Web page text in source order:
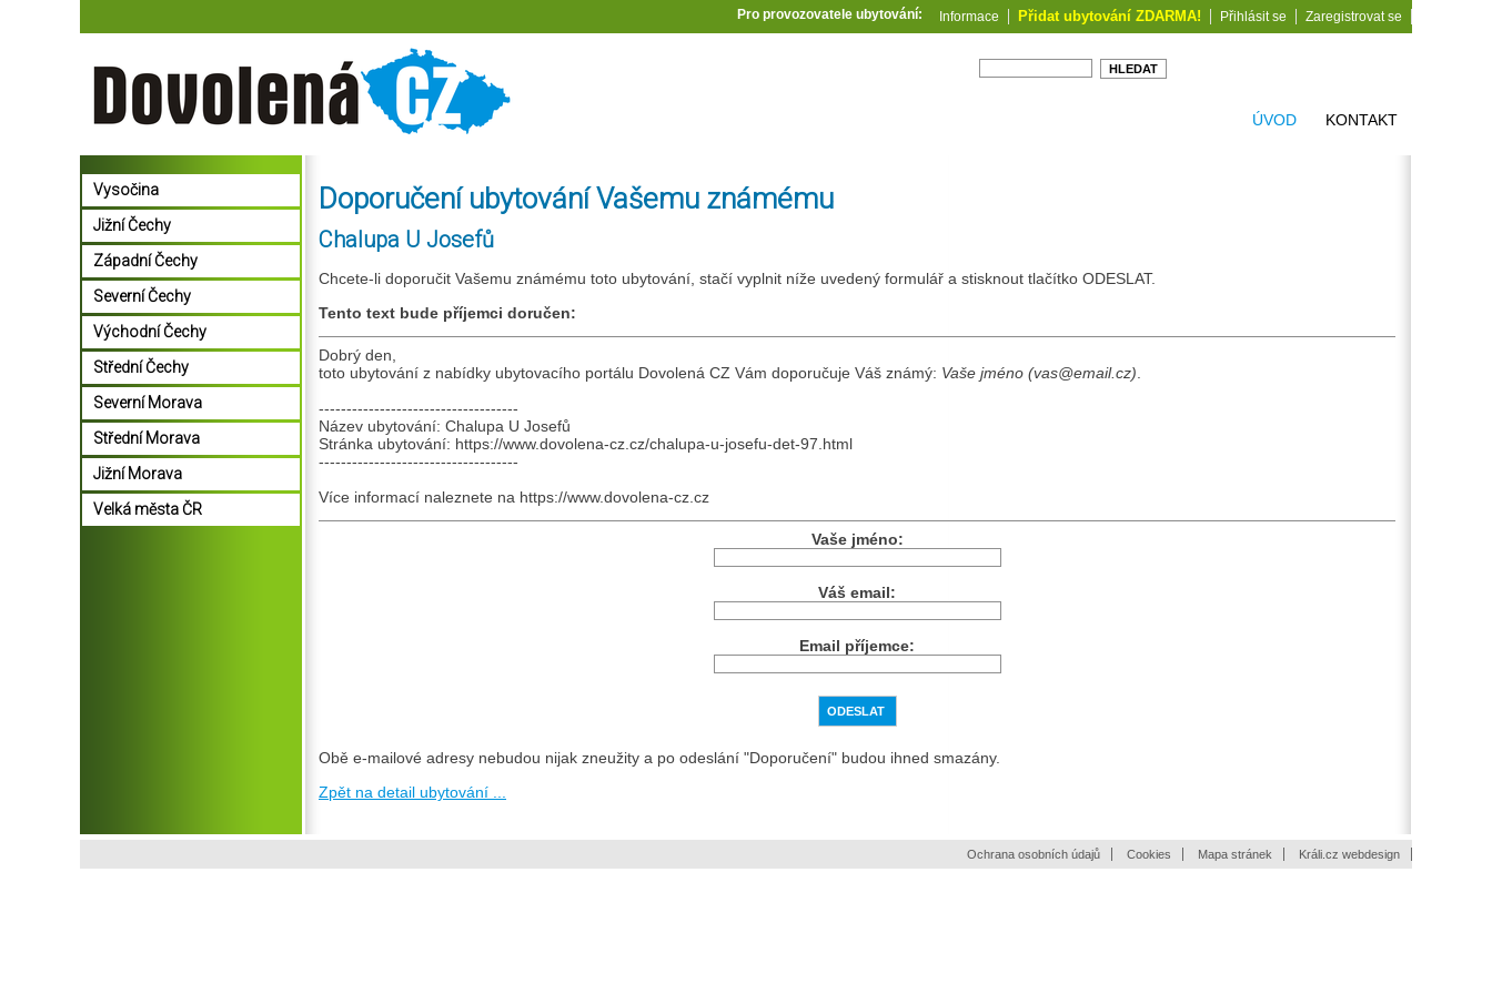
Doporučení ubytování Vašemu známému
Chalupa U Josefů
Chcete-li doporučit Vašemu známému toto ubytování, stačí vyplnit níže uvedený formulář a stisknout tlačítko ODESLAT.
Tento text bude příjemci doručen:
Dobrý den,
toto ubytování z nabídky ubytovacího portálu Dovolená CZ Vám doporučuje Váš známý: Vaše jméno (vas@email.cz)
------------------------------------
Název ubytování: Chalupa U Josefů
Stránka ubytování: https://www.dovolena-cz.cz/chalupa-u-josefu-det-97.html
------------------------------------
Více informací naleznete na https://www.dovolena-cz.cz
Vaše jméno:
Váš email:
Email příjemce:
Obě e-mailové adresy nebudou nijak zneužity a po odeslání "Doporučení" budou ihned smazány.
Zpět na detail ubytování ...
Vysočina
Jižní Čechy
Západní Čechy
Severní Čechy
Východní Čechy
Střední Čechy
Severní Morava
Střední Morava
Jižní Morava
Velká města ČR
Pro provozovatele ubytování: Informace Přidat ubytování ZDARMA! Přihlásit se Zaregistrovat se
ÚVOD KONTAKT
Ochrana osobních údajů Cookies Mapa stránek Králi.cz webdesign